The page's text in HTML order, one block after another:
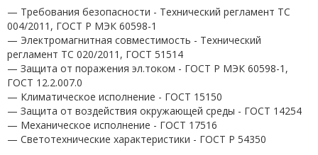
— Требования безопасности - Технический регламент ТС
004/2011, ГОСТ Р МЭК 60598-1
— Электромагнитная совместимость - Технический
регламент ТС 020/2011, ГОСТ 51514
— Защита от поражения эл.током - ГОСТ Р МЭК 60598-1,
ГОСТ 12.2.007.0
— Климатическое исполнение - ГОСТ 15150
— Защита от воздействия окружающей среды - ГОСТ 14254
— Механическое исполнение - ГОСТ 17516
— Светотехнические характеристики - ГОСТ P 54350